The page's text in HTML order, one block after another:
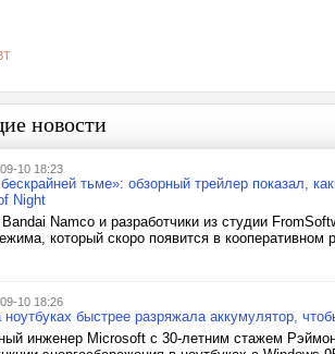
новости
09-10 18:23
тьме»: обзорный трейлер показал,
Night
Bandai Namco и разработчики из студии
который скоро появится в
09-10 18:26
быстрее разряжала аккумулятор,
инженер Microsoft c 30-летним стажем